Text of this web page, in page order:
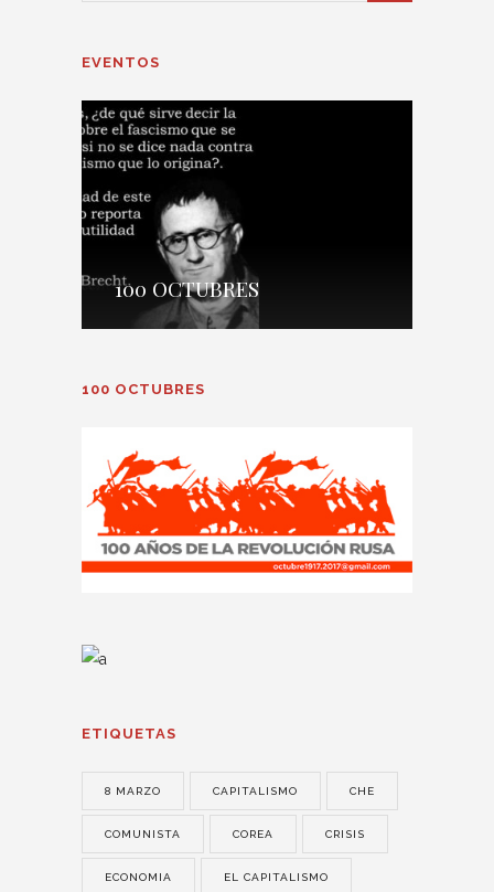
EVENTOS
100 OCTUBRES
100 OCTUBRES
ETIQUETAS
8 MARZO CAPITALISMO CHE
COMUNISTA COREA CRISIS
ECONOMIA EL CAPITALISMO